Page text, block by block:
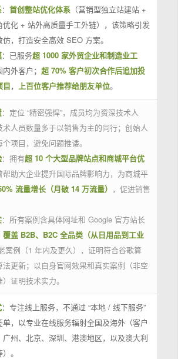
： 首创整站优化体系（营销型独立站建站 +
优化 + 站外高质量手工外链），该策略引发
，打造安全高效 SEO 方案。
：已服务超 1000 家外贸企业和制造业工
外客户； 超 70% 客户初次合作后追加投
目， 上百位客户推荐给朋友单位。
：定位 “精密强悍”，成员均为资深技术人
术人员数量多于以销售为主的同行；创始人
项目，避免问题推诿。
：拥有超 10 个大型品牌站点和商城平台优
帮助大企业提升国际品牌影响力，为商城平
流量增长（月破 14 万流量） ，促进销售
：所有案例含具体网址和 Google 官方站长
覆盖 B2B、B2C 全品类（从日用品到工业
案例（1 年内及更久），证明符合谷歌算
法更新；以自身官网效果和真实案例（非空
证明技术实力。
：专注线上服务，不通过 “本地 / 线下服务”
单，以专业在线服务辐射全国及海外（客户
广州、北京、深圳、港澳地区，以及澳大利
。